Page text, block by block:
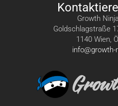
Growth
Goldschlagstraße
1140 Wien,